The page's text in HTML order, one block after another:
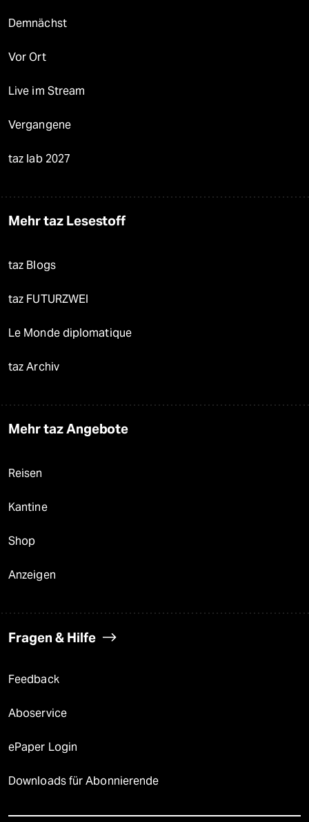
Demnächst
Vor Ort
Live im Stream
Vergangene
taz lab 2027
Mehr taz Lesestoff
taz Blogs
taz FUTURZWEI
Le Monde diplomatique
taz Archiv
Mehr taz Angebote
Reisen
Kantine
Shop
Anzeigen
Fragen & Hilfe
Feedback
Aboservice
ePaper Login
Downloads für Abonnierende